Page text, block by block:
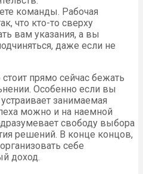
команды. Рабочая
что кто-то сверху
вам указания, а вы
даже если не
стоит прямо сейчас бежать
Особенно если вы
занимаемая
можно и на наемной
свободу выбора
решений. В конце концов,
себе
доход.